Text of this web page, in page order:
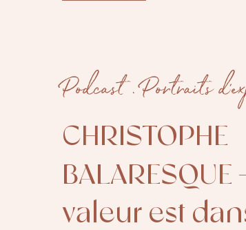
Podcast.Portraits
CHRISTOPHE
BALARESQUE
valeur est